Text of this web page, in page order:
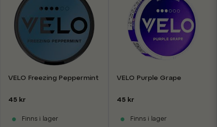
VELO Freezing Peppermint 10.9mg
45 kr
Finns i lager
VELO Purple Grape
45 kr
Finns i lager